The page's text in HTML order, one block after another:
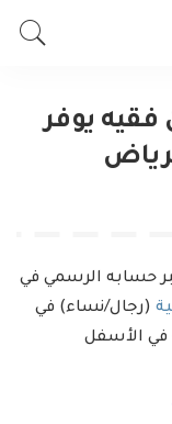
يوفر
حسابه الرسمي في
(رجال/نساء) في
في الأسفل